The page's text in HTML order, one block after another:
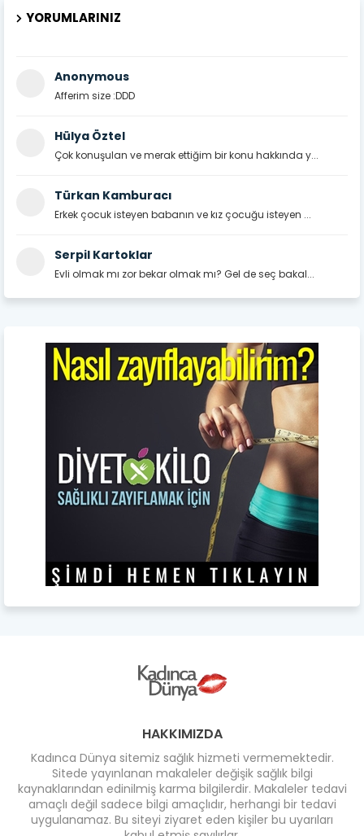
YORUMLARINIZ
Anonymous
Afferim size :DDD
Hülya Öztel
Çok konuşulan ve merak ettiğim bir konu hakkında y...
Türkan Kamburacı
Erkek çocuk isteyen babanın ve kız çocuğu isteyen ...
Serpil Kartoklar
Evli olmak mı zor bekar olmak mı? Gel de seç bakal...
HAKKIMIZDA
Kadınca Dünya sitemiz sağlık hizmeti vermemektedir.
Sitede yayınlanan makaleler değişik sağlık bilgi
kaynaklarından edinilmiş karma bilgilerdir. Makaleler tedavi
amaçlı değil sadece bilgi amaçlıdır, herhangi bir tedavi
uygulanamaz. Bu siteyi ziyaret eden kişiler bu uyarıları